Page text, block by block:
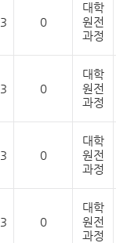
3 0
대학
원전
과정
3 0
대학
원전
과정
3 0
대학
원전
과정
3 0
대학
원전
과정